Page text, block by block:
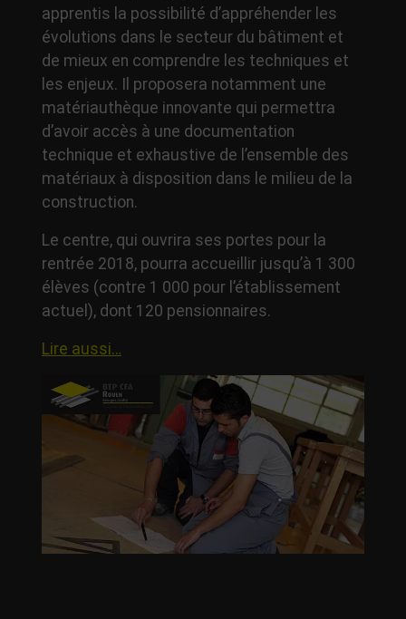
apprentis la possibilité d’appréhender les
évolutions dans le secteur du bâtiment et
de mieux en comprendre les techniques et
les enjeux. Il proposera notamment une
matériauthèque innovante qui permettra
d’avoir accès à une documentation
technique et exhaustive de l’ensemble des
matériaux à disposition dans le milieu de la
construction.
Le centre, qui ouvrira ses portes pour la
rentrée 2018, pourra accueillir jusqu’à 1 300
élèves (contre 1 000 pour l’établissement
actuel), dont 120 pensionnaires.
Lire aussi…